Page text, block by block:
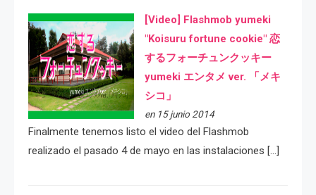
[Video] Flashmob yumeki
"Koisuru fortune cookie" 恋
するフォーチュンクッキー
yumeki エンタメ ver. 「メキ
シコ」
en 15 junio 2014
Finalmente tenemos listo el video del Flashmob
realizado el pasado 4 de mayo en las instalaciones […]